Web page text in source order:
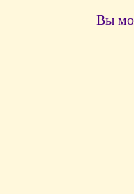
Вы